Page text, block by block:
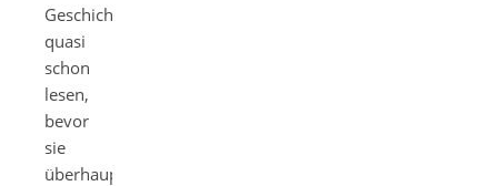
Geschichte
quasi
schon
lesen,
bevor
sie
überhaupt